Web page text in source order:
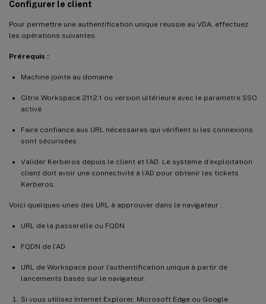
Configurer le client
Pour permettre une authentification unique réussie au VDA, effectuez
les opérations suivantes.
Prérequis :
Machine jointe au domaine
Citrix Workspace 2112.1 ou version ultérieure avec le paramètre SSO
activé
Faire confiance aux URL nécessaires qui vérifient si les connexions
sont sécurisées
Valider Kerberos depuis le client et l’AD. Le système d’exploitation
client doit avoir une connectivité à l’AD pour obtenir les tickets
Kerberos.
Voici quelques-unes des URL à approuver dans le navigateur :
URL de la passerelle ou FQDN
FQDN de l’AD
URL de Workspace pour l’authentification unique à partir de
lancements basés sur le navigateur.
Si vous utilisez Internet Explorer, Microsoft Edge ou Google